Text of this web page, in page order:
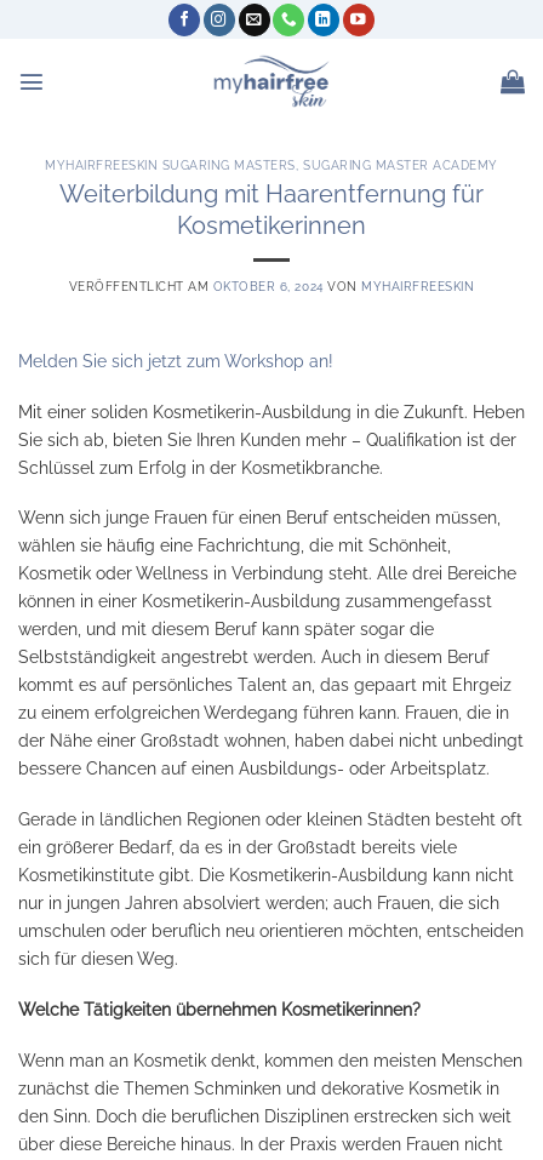
MYHAIRFREESKIN SUGARING MASTERS ,SUGARING MASTER ACADEMY
Weiterbildung mit Haarentfernung für
Kosmetikerinnen
VERÖFFENTLICHT AM OKTOBER 6, 2024 VON MYHAIRFREESKIN
Melden Sie sich jetzt zum Workshop an!
Mit einer soliden Kosmetikerin-Ausbildung in die Zukunft. Heben
Sie sich ab, bieten Sie Ihren Kunden mehr – Qualifikation ist der
Schlüssel zum Erfolg in der Kosmetikbranche.
Wenn sich junge Frauen für einen Beruf entscheiden müssen,
wählen sie häufig eine Fachrichtung, die mit Schönheit,
Kosmetik oder Wellness in Verbindung steht. Alle drei Bereiche
können in einer Kosmetikerin-Ausbildung zusammengefasst
werden, und mit diesem Beruf kann später sogar die
Selbstständigkeit angestrebt werden. Auch in diesem Beruf
kommt es auf persönliches Talent an, das gepaart mit Ehrgeiz
zu einem erfolgreichen Werdegang führen kann. Frauen, die in
der Nähe einer Großstadt wohnen, haben dabei nicht unbedingt
bessere Chancen auf einen Ausbildungs- oder Arbeitsplatz.
Gerade in ländlichen Regionen oder kleinen Städten besteht oft
ein größerer Bedarf, da es in der Großstadt bereits viele
Kosmetikinstitute gibt. Die Kosmetikerin-Ausbildung kann nicht
nur in jungen Jahren absolviert werden; auch Frauen, die sich
umschulen oder beruflich neu orientieren möchten, entscheiden
sich für diesen Weg.
Welche Tätigkeiten übernehmen Kosmetikerinnen?
Wenn man an Kosmetik denkt, kommen den meisten Menschen
zunächst die Themen Schminken und dekorative Kosmetik in
den Sinn. Doch die beruflichen Disziplinen erstrecken sich weit
über diese Bereiche hinaus. In der Praxis werden Frauen nicht